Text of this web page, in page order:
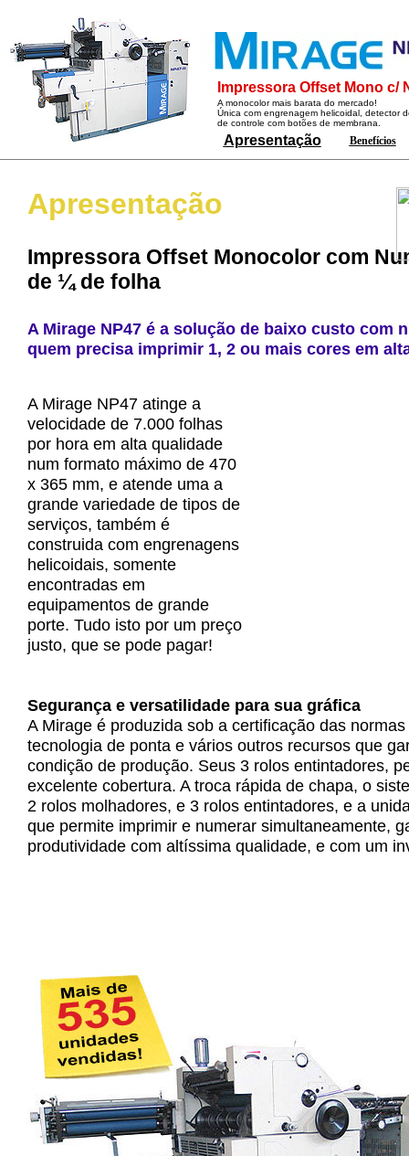
Impressora Offset Mono c/
A monocolor mais barata do mercado!
Única com engrenagem helicoidal, detector
de controle com botões de membrana.
Apresentação Benefícios
Apresentação
Impressora Offset Monocolor com
de ¼ de folha
A Mirage NP47 é a solução de baixo custo com
quem precisa imprimir 1, 2 ou mais cores em
A Mirage NP47 atinge a
velocidade de 7.000 folhas
por hora em alta qualidade
num formato máximo de 470
x 365 mm, e atende uma a
grande variedade de tipos de
serviços, também é
construida com engrenagens
helicoidais, somente
encontradas em
equipamentos de grande
porte. Tudo isto por um preço
justo, que se pode pagar!
Segurança e versatilidade para sua gráfica
A Mirage é produzida sob a certificação das
tecnologia de ponta e vários outros recursos que
condição de produção. Seus 3 rolos entintadores,
excelente cobertura. A troca rápida de chapa, o
2 rolos molhadores, e 3 rolos entintadores, e a
que permite imprimir e numerar simultaneamente,
produtividade com altíssima qualidade, e com um